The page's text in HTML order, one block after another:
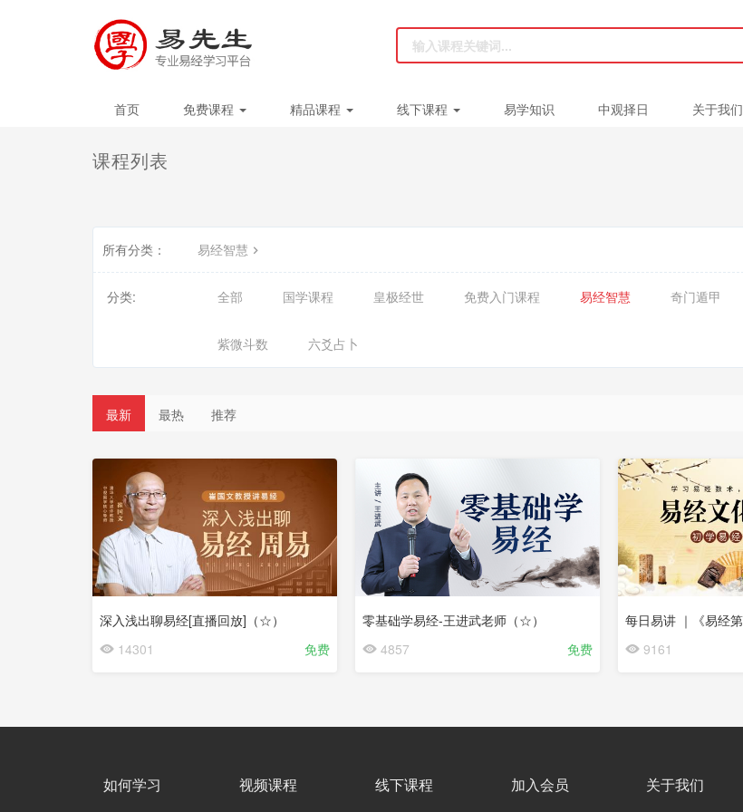
首页 免费课程 精品课程 线下课程 易学知识 中观择日 关于我们
课程列表
所有分类： 易经智慧
分类: 全部 国学课程 皇极经世 免费入门课程 易经智慧 奇门遁甲
紫微斗数 六爻占卜
最新 最热 推荐
深入浅出聊易经[直播回放]（☆）
14301
免费
零基础学易经-王进武老师（☆）
4857
免费
9161
如何学习 视频课程 线下课程 加入会员 关于我们